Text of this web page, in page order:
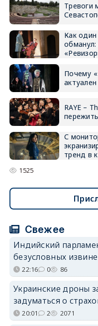
Тревоги
Как один
обманул:
Почему
RAYE –
С
тренд в
1525
Свежее
Индийский
безусловных
22:16 0 86
Украинские дроны
задуматься о
20:01 2 2071